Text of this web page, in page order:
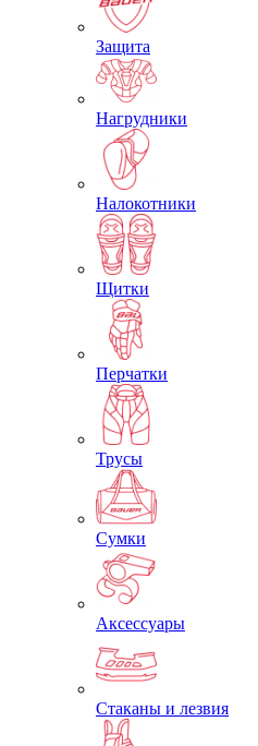
Защита
Нагрудники
Налокотники
Щитки
Перчатки
Трусы
Сумки
Аксессуары
Стаканы и лезвия